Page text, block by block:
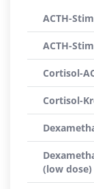
ACTH-
ACTH-
Cortisol-
Cortisol-
(low dose)